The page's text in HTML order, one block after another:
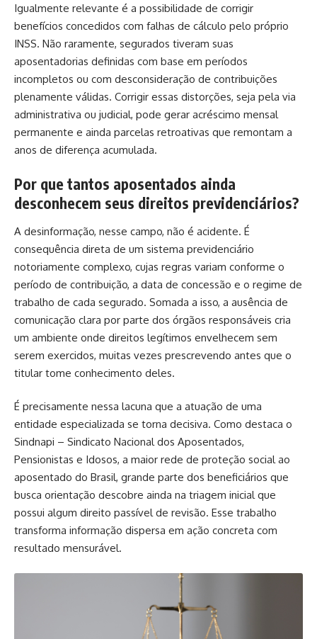
Igualmente relevante é a possibilidade de corrigir
benefícios concedidos com falhas de cálculo pelo próprio
INSS. Não raramente, segurados tiveram suas
aposentadorias definidas com base em períodos
incompletos ou com desconsideração de contribuições
plenamente válidas. Corrigir essas distorções, seja pela via
administrativa ou judicial, pode gerar acréscimo mensal
permanente e ainda parcelas retroativas que remontam a
anos de diferença acumulada.
Por que tantos aposentados ainda
desconhecem seus direitos previdenciários?
A desinformação, nesse campo, não é acidente. É
consequência direta de um sistema previdenciário
notoriamente complexo, cujas regras variam conforme o
período de contribuição, a data de concessão e o regime de
trabalho de cada segurado. Somada a isso, a ausência de
comunicação clara por parte dos órgãos responsáveis cria
um ambiente onde direitos legítimos envelhecem sem
serem exercidos, muitas vezes prescrevendo antes que o
titular tome conhecimento deles.
É precisamente nessa lacuna que a atuação de uma
entidade especializada se torna decisiva. Como destaca o
Sindnapi – Sindicato Nacional dos Aposentados,
Pensionistas e Idosos, a maior rede de proteção social ao
aposentado do Brasil, grande parte dos beneficiários que
busca orientação descobre ainda na triagem inicial que
possui algum direito passível de revisão. Esse trabalho
transforma informação dispersa em ação concreta com
resultado mensurável.